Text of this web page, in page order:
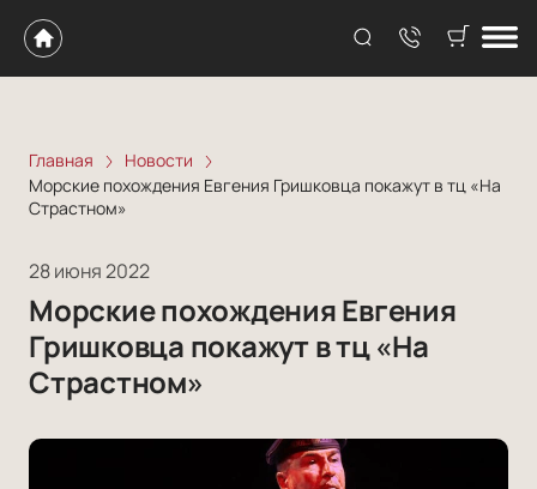
Главная
Новости
Морские похождения Евгения Гришковца покажут в тц «На
Страстном»
28 июня 2022
Морские похождения Евгения
Гришковца покажут в тц «На
Страстном»